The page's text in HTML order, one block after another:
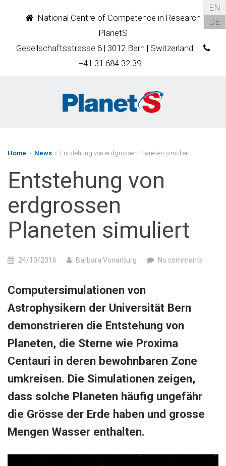
National Centre of Competence in Research
PlanetS
Gesellschaftsstrasse 6 | 3012 Bern | Switzerland
+41 31 684 32 39
EN
DE
Home › News › Entstehung von erdgrossen Planeten simuliert
Entstehung von
erdgrossen
Planeten simuliert
24/10/2016 Barbara Vonarburg No comments
Computersimulationen von
Astrophysikern der Universität Bern
demonstrieren die Entstehung von
Planeten, die Sterne wie Proxima
Centauri in deren bewohnbaren Zone
umkreisen. Die Simulationen zeigen,
dass solche Planeten häufig ungefähr
die Grösse der Erde haben und grosse
Mengen Wasser enthalten.